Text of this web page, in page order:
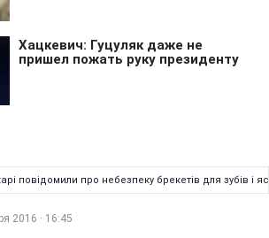
повідомили про небезпеку брекетів для зубів і
2016 · 16:45